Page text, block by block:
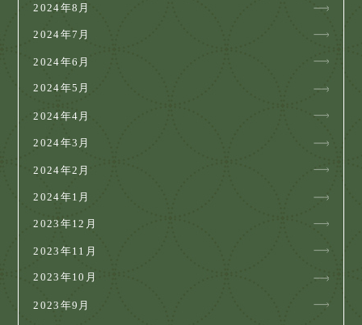
2024年8月
2024年7月
2024年6月
2024年5月
2024年4月
2024年3月
2024年2月
2024年1月
2023年12月
2023年11月
2023年10月
2023年9月